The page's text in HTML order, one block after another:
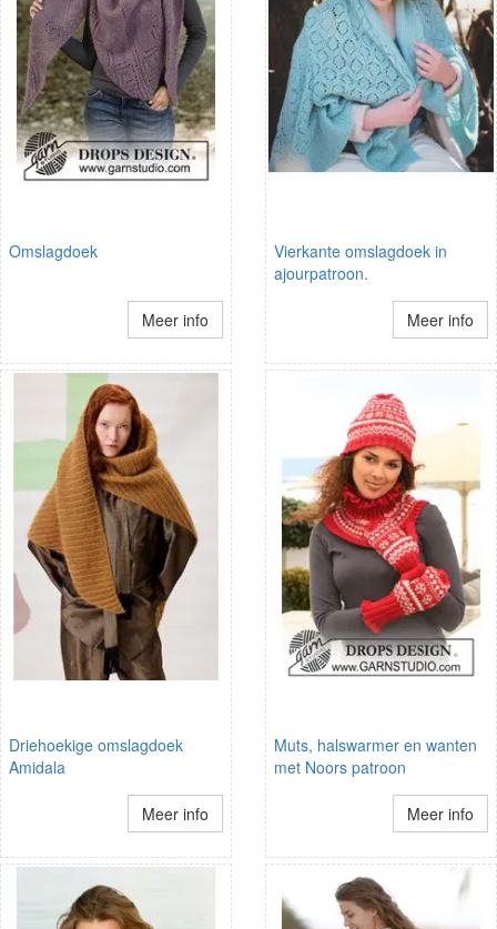
Omslagdoek
Meer info
Vierkante omslagdoek in
ajourpatroon.
Meer info
Driehoekige omslagdoek
Amidala
Meer info
Muts, halswarmer en wanten
met Noors patroon
Meer info